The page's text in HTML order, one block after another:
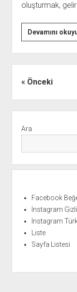
oluşturmak,
Devamını
YazıÖnceki
Menü
Ara
Facebook
Instagram
Instagram
Liste
Sayfa Listesi